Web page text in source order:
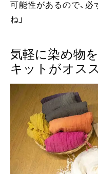
可能性があるので、
ね」
気軽に染め物
キットがオス